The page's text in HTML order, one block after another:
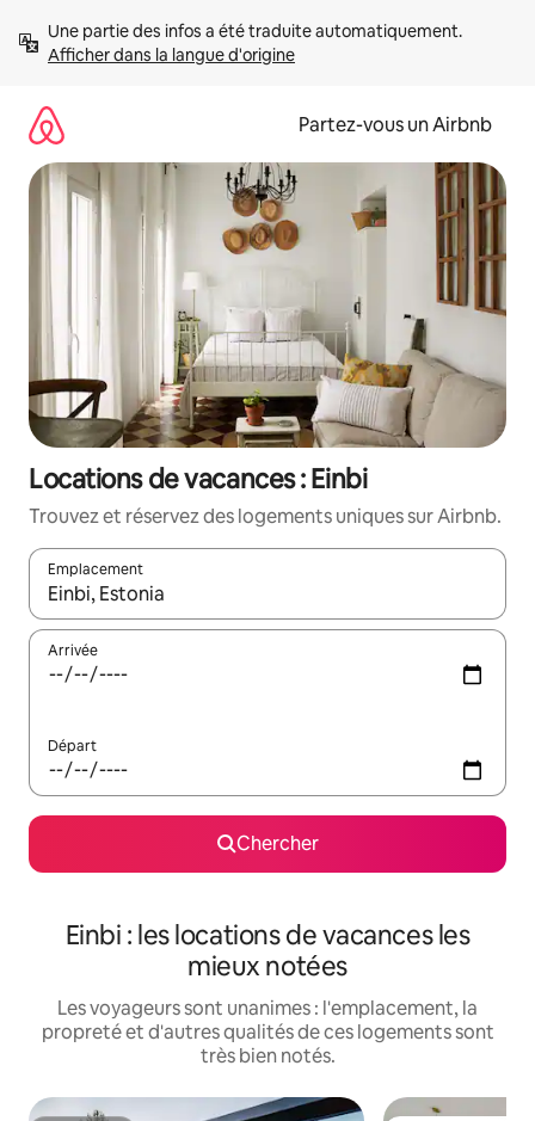
directement
Afficher dans la langue d'origine
Partez-vous un Airbnb
Locations de vacances : Einbi
Trouvez et réservez des logements uniques sur Airbnb.
Emplacement
Quand les résultats sont affichés, parcourez-les en utilisant
Arrivée
Départ
Chercher
Einbi : les locations de vacances les
mieux notées
Les voyageurs sont unanimes : l'emplacement, la
propreté et d'autres qualités de ces logements sont
très bien notés.